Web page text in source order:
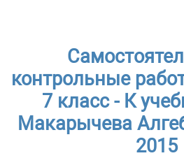
контрольные
7 класс - К
Макарычева
2015